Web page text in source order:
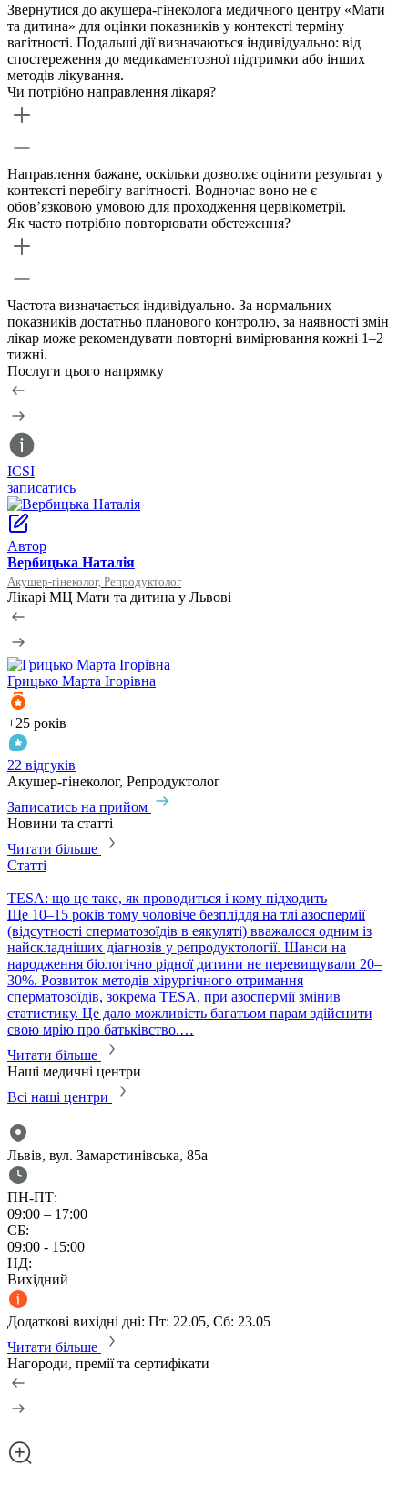
Звернутися до акушера-гінеколога медичного центру «Мати
та дитина» для оцінки показників у контексті терміну
вагітності. Подальші дії визначаються індивідуально: від
спостереження до медикаментозної підтримки або інших
методів лікування.
Чи потрібно направлення лікаря?
Направлення бажане, оскільки дозволяє оцінити результат у
контексті перебігу вагітності. Водночас воно не є
обов’язковою умовою для проходження цервікометрії.
Як часто потрібно повторювати обстеження?
Частота визначається індивідуально. За нормальних
показників достатньо планового контролю, за наявності змін
лікар може рекомендувати повторні вимірювання кожні 1–2
тижні.
Послуги цього напрямку
ICSI
записатись
Автор
Вербицька Наталія
Акушер-гінеколог, Репродуктолог
Лікарі МЦ Мати та дитина у Львові
Грицько Марта Ігорівна
+25 років
22 відгуків
Акушер-гінеколог, Репродуктолог
Записатись на прийом
Новини та статті
Читати більше
Статті
TESA: що це таке, як проводиться і кому підходить
​Ще 10–15 років тому чоловіче безпліддя на тлі азоспермії
(відсутності сперматозоїдів в еякуляті) вважалося одним із
найскладніших діагнозів у репродуктології. Шанси на
народження біологічно рідної дитини не перевищували 20–
30%. Розвиток методів хірургічного отримання
сперматозоїдів, зокрема TESA, при азоспермії змінив
статистику. Це дало можливість багатьом парам здійснити
свою мрію про батьківство.…
Читати більше
Наші медичні центри
Всі наші центри
Львів, вул. Замарстинівська, 85а
ПН-ПТ:
09:00 – 17:00
СБ:
09:00 - 15:00
НД:
Вихідний
Додаткові вихідні дні: Пт: 22.05, Сб: 23.05
Читати більше
Нагороди, премії та сертифікати